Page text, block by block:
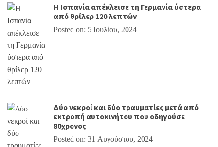
Η Ισπανία απέκλεισε τη Γερμανία ύστερα
από θρίλερ 120 λεπτών
Posted on: 5 Ιουλίου, 2024
Δύο νεκροί και δύο τραυματίες μετά από
εκτροπή αυτοκινήτου που οδηγούσε
80χρονος
Posted on: 31 Αυγούστου, 2024